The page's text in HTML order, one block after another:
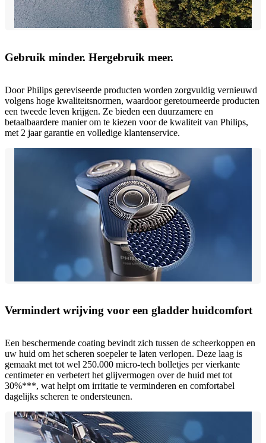
Gebruik minder. Hergebruik meer.
Door Philips gereviseerde producten worden zorgvuldig vernieuwd
volgens hoge kwaliteitsnormen, waardoor geretourneerde producten
een tweede leven krijgen. Ze bieden een duurzamere en
betaalbaardere manier om te kiezen voor de kwaliteit van Philips,
met 2 jaar garantie en volledige klantenservice.
Vermindert wrijving voor een gladder huidcomfort
Een beschermende coating bevindt zich tussen de scheerkoppen en
uw huid om het scheren soepeler te laten verlopen. Deze laag is
gemaakt met tot wel 250.000 micro-tech bolletjes per vierkante
centimeter en verbetert het glijvermogen over de huid met tot
30%***, wat helpt om irritatie te verminderen en comfortabel
dagelijks scheren te ondersteunen.